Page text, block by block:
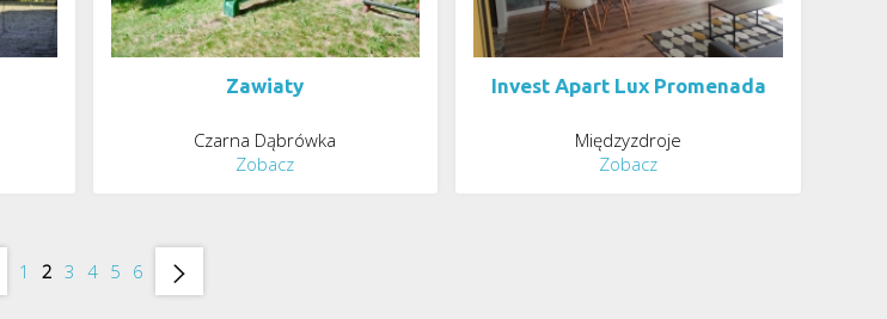
Zawiaty
Czarna Dąbrówka
Zobacz
Invest Apart Lux Promenada
Międzyzdroje
Zobacz
1 2 3 4 5 6